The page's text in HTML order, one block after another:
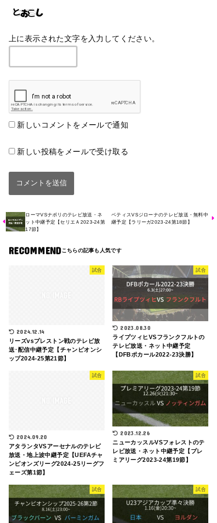
上に表示された文字を入力してください。
新しいコメントをメールで通知
新しい投稿をメールで受け取る
ローマVSナポリのテレビ放送・ネ
ット中継予定【セリエＡ2023-24第
17節】
ベティスVSジローナのテレビ放送・無料中
継予定【ラリーガ2023-24第18節】
RECOMMEND
試合
2024.12.14
リーズvsプレストン戦のテレビ放
送･配信中継予定【チャンピオンシ
ップ2024-25第21節】
試合
2023.08.30
ライプツィヒVSフランクフルトの
テレビ放送・ネット中継予定
【DFBポカール2022-23決勝】
試合
2024.09.20
アタランタVSアーセナルのテレビ
放送・地上波中継予定【UEFAチャ
ンピオンズリーグ2024-25リーグフ
ェーズ第1節】
試合
2023.12.26
ニューカッスルVSフォレストのテ
レビ放送・ネット中継予定【プレ
ミアリーグ2023-24第19節】
試合 試合